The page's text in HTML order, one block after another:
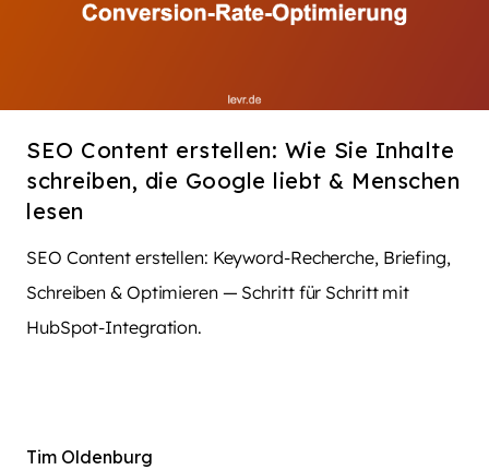
SEO Content erstellen: Wie Sie Inhalte
schreiben, die Google liebt & Menschen
lesen
SEO Content erstellen: Keyword-Recherche, Briefing,
Schreiben & Optimieren — Schritt für Schritt mit
HubSpot-Integration.
Tim Oldenburg